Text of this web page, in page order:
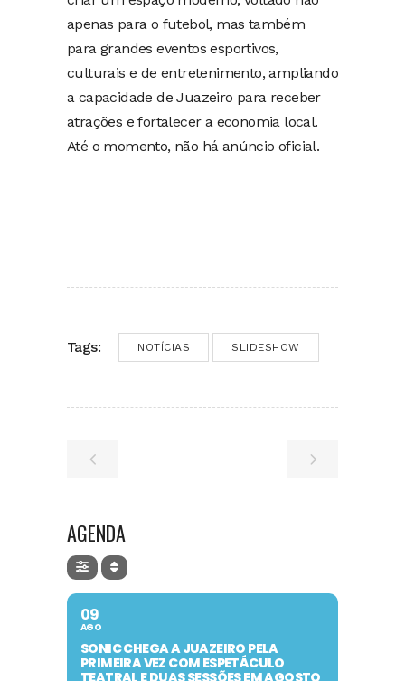
apenas para o futebol, mas também
para grandes eventos esportivos,
culturais e de entretenimento, ampliando
a capacidade de Juazeiro para receber
atrações e fortalecer a economia local.
Até o momento, não há anúncio oficial.
Tags: NOTÍCIAS SLIDESHOW
AGENDA
09
AGO
SONIC CHEGA A JUAZEIRO PELA
PRIMEIRA VEZ COM ESPETÁCULO
TEATRAL E DUAS SESSÕES EM AGOSTO